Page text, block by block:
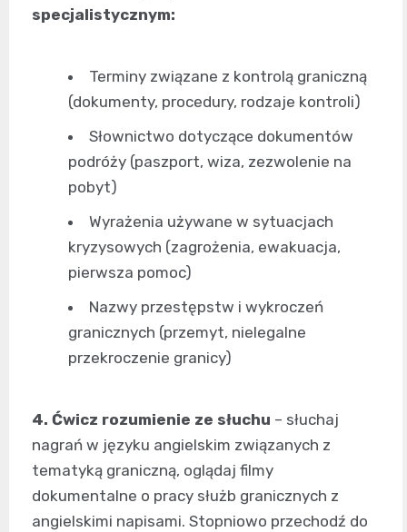
specjalistycznym:
Terminy związane z kontrolą graniczną
(dokumenty, procedury, rodzaje kontroli)
Słownictwo dotyczące dokumentów
podróży (paszport, wiza, zezwolenie na
pobyt)
Wyrażenia używane w sytuacjach
kryzysowych (zagrożenia, ewakuacja,
pierwsza pomoc)
Nazwy przestępstw i wykroczeń
granicznych (przemyt, nielegalne
przekroczenie granicy)
4. Ćwicz rozumienie ze słuchu – słuchaj
nagrań w języku angielskim związanych z
tematyką graniczną, oglądaj filmy
dokumentalne o pracy służb granicznych z
angielskimi napisami. Stopniowo przechodź do